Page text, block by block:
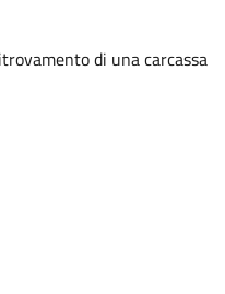
di una carcassa